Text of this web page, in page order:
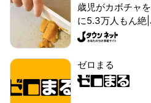
歳児がカボチャ
に5.3万人もん絶
ゼロまる